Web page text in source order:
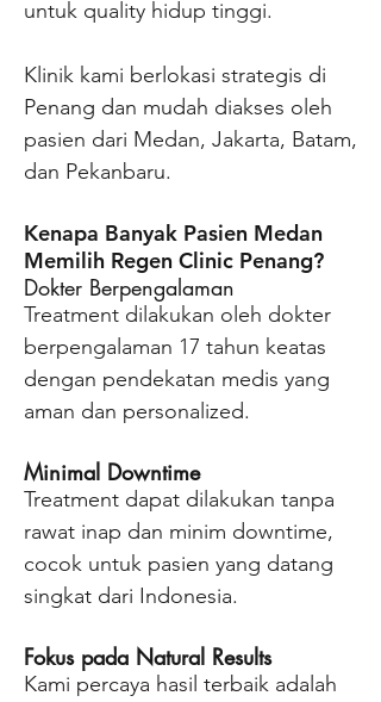
untuk quality hidup tinggi.
Klinik kami berlokasi strategis di
Penang dan mudah diakses oleh
pasien dari Medan, Jakarta, Batam,
dan Pekanbaru.
Kenapa Banyak Pasien Medan
Memilih Regen Clinic Penang?
Dokter Berpengalaman
Treatment dilakukan oleh dokter
berpengalaman 17 tahun keatas
dengan pendekatan medis yang
aman dan personalized.
Minimal Downtime
Treatment dapat dilakukan tanpa
rawat inap dan minim downtime,
cocok untuk pasien yang datang
singkat dari Indonesia.
Fokus pada Natural Results
Kami percaya hasil terbaik adalah